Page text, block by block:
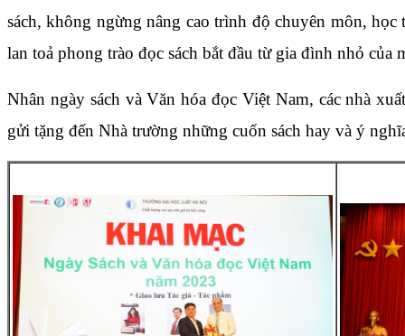
sách, không ngừng nâng cao trình độ chuyên môn, học
lan toả phong trào đọc sách bắt đầu từ gia đình nhỏ của
Nhân ngày sách và Văn hóa đọc Việt Nam, các nhà
gửi tặng đến Nhà trường những cuốn sách hay và ý